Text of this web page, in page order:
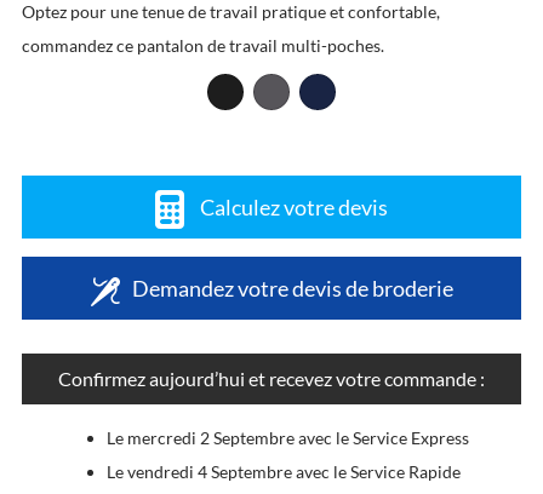
Optez pour une tenue de travail pratique et confortable,
commandez ce pantalon de travail multi-poches.
Calculez votre devis
Demandez votre devis de broderie
Confirmez aujourd’hui et recevez votre commande :
Le mercredi 2 Septembre avec le Service Express
Le vendredi 4 Septembre avec le Service Rapide